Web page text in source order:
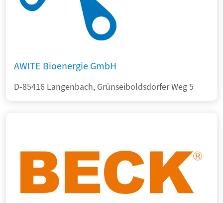
AWITE Bioenergie GmbH
D-85416 Langenbach, Grünseiboldsdorfer Weg 5